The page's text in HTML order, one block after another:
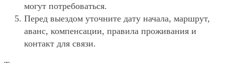
могут потребоваться.
Перед выездом уточните дату начала, маршрут,
аванс, компенсации, правила проживания и
контакт для связи.